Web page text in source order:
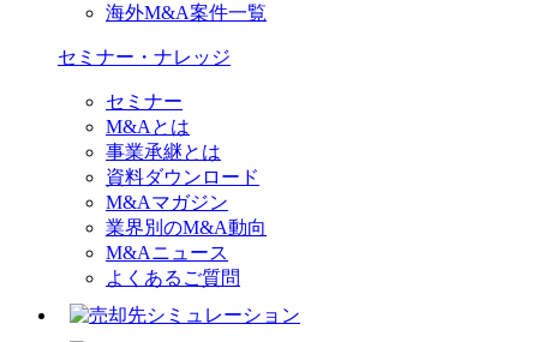
海外M&A案件一覧
セミナー・ナレッジ
セミナー
M&Aとは
事業承継とは
資料ダウンロード
M&Aマガジン
業界別のM&A動向
M&Aニュース
よくあるご質問